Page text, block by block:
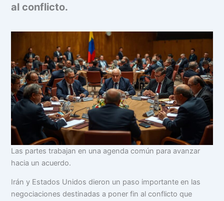
al conflicto.
Las partes trabajan en una agenda común para avanzar
hacia un acuerdo.
Irán y Estados Unidos dieron un paso importante en las
negociaciones destinadas a poner fin al conflicto que